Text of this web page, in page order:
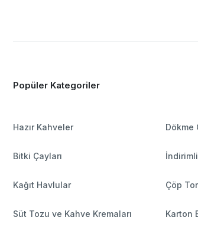
Popüler Kategoriler
Hazır Kahveler Dökme
Bitki Çayları
Kağıt Havlular Çöp
Süt Tozu ve Kahve Kremaları Karton